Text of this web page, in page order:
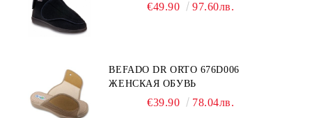
€49.90 97.60лв.
BEFADO DR ORTO 676D006
ЖЕНСКАЯ ОБУВЬ
€39.90 78.04лв.